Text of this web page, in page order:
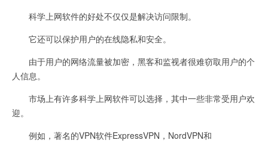
科学上网软件的好处不仅仅是解决访问限制。
它还可以保护用户的在线隐私和安全。
由于用户的网络流量被加密，黑客和监视者很难窃取用户的个
人信息。
市场上有许多科学上网软件可以选择，其中一些非常受用户欢
迎。
例如，著名的VPN软件ExpressVPN，NordVPN和